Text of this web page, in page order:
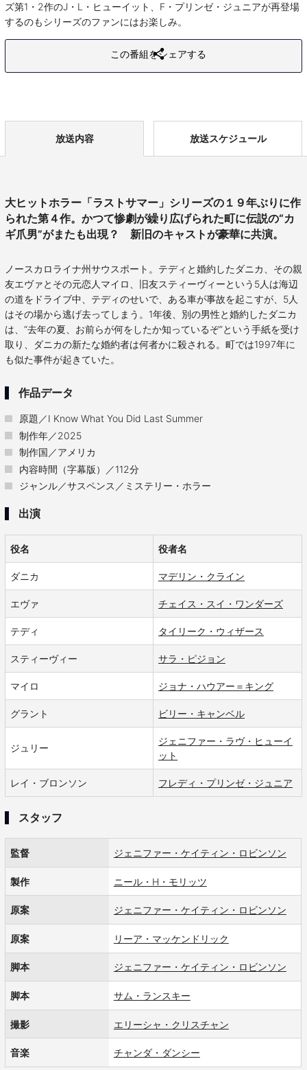
ズ第1・2作のJ・L・ヒューイット、F・プリンゼ・ジュニアが再登場
するのもシリーズのファンにはお楽しみ。
この番組をシェアする
放送内容 放送スケジュール
大ヒットホラー「ラストサマー」シリーズの１９年ぶりに作
られた第４作。かつて惨劇が繰り広げられた町に伝説の“カ
ギ爪男”がまたも出現？ 新旧のキャストが豪華に共演。
ノースカロライナ州サウスポート。テディと婚約したダニカ、その親
友エヴァとその元恋人マイロ、旧友スティーヴィーという5人は海辺
の道をドライブ中、テディのせいで、ある車が事故を起こすが、5人
はその場から逃げ去ってしまう。1年後、別の男性と婚約したダニカ
は、“去年の夏、お前らが何をしたか知っているぞ”という手紙を受け
取り、ダニカの新たな婚約者は何者かに殺される。町では1997年に
も似た事件が起きていた。
作品データ
原題／I Know What You Did Last Summer
制作年／2025
制作国／アメリカ
内容時間（字幕版）／112分
ジャンル／サスペンス／ミステリー・ホラー
出演
役名 役者名
ダニカ マデリン・クライン
エヴァ チェイス・スイ・ワンダーズ
テディ タイリーク・ウィザース
スティーヴィー サラ・ピジョン
マイロ ジョナ・ハウアー＝キング
グラント ビリー・キャンベル
ジュリー
ジェニファー・ラヴ・ヒューイ
ット
レイ・ブロンソン フレディ・プリンゼ・ジュニア
スタッフ
監督 ジェニファー・ケイティン・ロビンソン
製作 ニール・H・モリッツ
原案 ジェニファー・ケイティン・ロビンソン
原案 リーア・マッケンドリック
脚本 ジェニファー・ケイティン・ロビンソン
脚本 サム・ランスキー
撮影 エリーシャ・クリスチャン
音楽 チャンダ・ダンシー